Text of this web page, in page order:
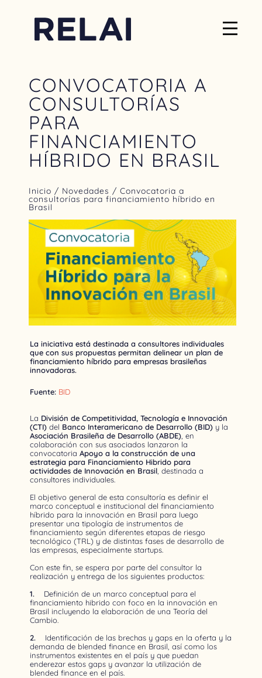
CONVOCATORIA A
CONSULTORÍAS
PARA
FINANCIAMIENTO
HÍBRIDO EN BRASIL
Inicio / Novedades / Convocatoria a
consultorías para financiamiento híbrido en
Brasil
La iniciativa está destinada a consultores individuales
que con sus propuestas permitan delinear un plan de
financiamiento híbrido para empresas brasileñas
innovadoras.
Fuente: BID
La División de Competitividad, Tecnología e Innovación
(CTI) del Banco Interamericano de Desarrollo (BID)y la
Asociación Brasileña de Desarrollo (ABDE), en
colaboración con sus asociados lanzaron la
convocatoria Apoyo a la construcción de una
estrategia para Financiamiento Hibrido para
actividades de Innovación en Brasil, destinada a
consultores individuales.
El objetivo general de esta consultoría es definir el
marco conceptual e institucional del financiamiento
híbrido para la innovación en Brasil para luego
presentar una tipología de instrumentos de
financiamiento según diferentes etapas de riesgo
tecnológico (TRL) y de distintas fases de desarrollo de
las empresas, especialmente startups.
Con este fin, se espera por parte del consultor la
realización y entrega de los siguientes productos:
1. Definición de un marco conceptual para el
financiamiento hibrido con foco en la innovación en
Brasil incluyendo la elaboración de una Teoría del
Cambio.
2.
Identificación de las brechas y gaps en la oferta y la
demanda de blended finance en Brasil, así como los
instrumentos existentes en el país y que puedan
enderezar estos gaps y avanzar la utilización de
blended finance en el país.